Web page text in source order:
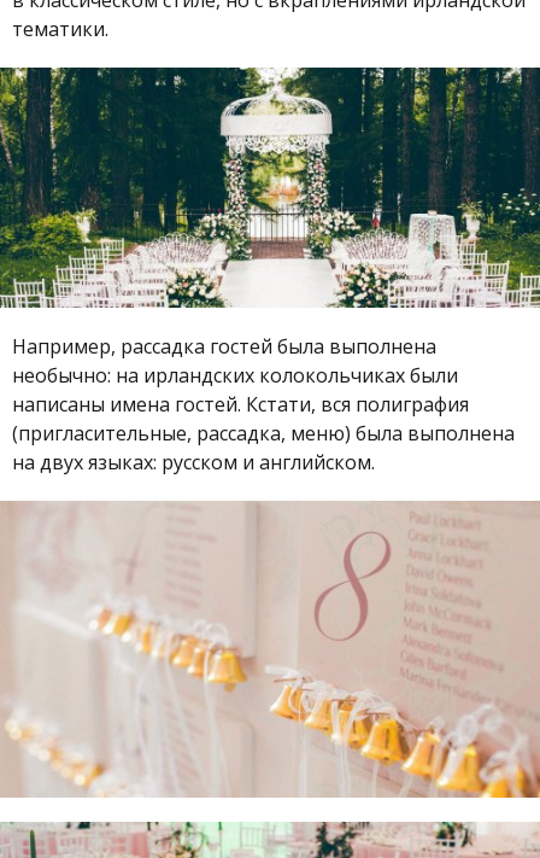
тематики.
Например, рассадка гостей была выполнена
необычно: на ирландских колокольчиках были
написаны имена гостей. Кстати, вся полиграфия
(пригласительные, рассадка, меню) была выполнена
на двух языках: русском и английском.